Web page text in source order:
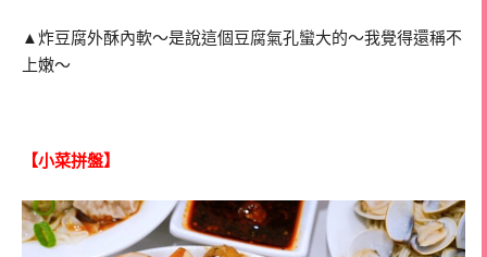
▲炸豆腐外酥內軟～是說這個豆腐氣孔蠻大的～我覺得還稱不
上嫩～
【小菜拼盤】